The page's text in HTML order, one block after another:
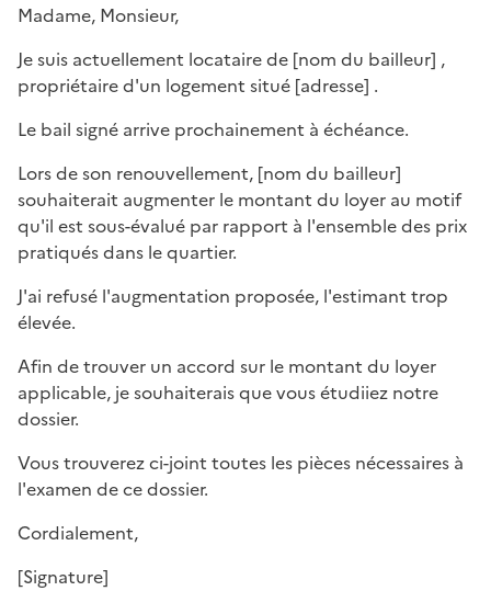
Madame, Monsieur,
Je suis actuellement locataire de [nom du bailleur] ,
propriétaire d'un logement situé [adresse] .
Le bail signé arrive prochainement à échéance.
Lors de son renouvellement, [nom du bailleur]
souhaiterait augmenter le montant du loyer au motif
qu'il est sous-évalué par rapport à l'ensemble des prix
pratiqués dans le quartier.
J'ai refusé l'augmentation proposée, l'estimant trop
élevée.
Afin de trouver un accord sur le montant du loyer
applicable, je souhaiterais que vous étudiiez notre
dossier.
Vous trouverez ci-joint toutes les pièces nécessaires à
l'examen de ce dossier.
Cordialement,
[Signature]